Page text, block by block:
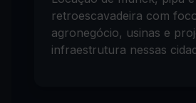
retroescavadeira com
agronegócio, usinas e
infraestrutura nessas